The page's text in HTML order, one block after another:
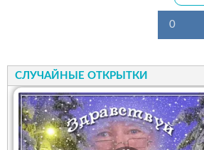
0
СЛУЧАЙНЫЕ ОТКРЫТКИ